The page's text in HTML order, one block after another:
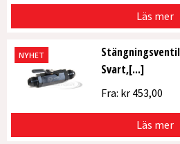
Läs mer
NYHET
Svart,[...]
Fra: kr453,00
Läs mer